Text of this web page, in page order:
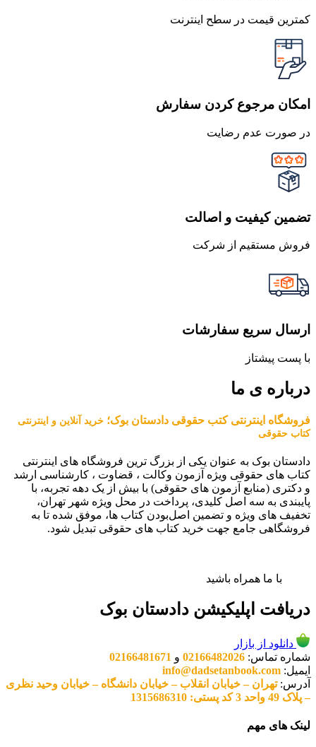
کمترین قیمت در سطح اینترنت
امکان مرجوع کردن سفارش
در صورت عدم رضایت
تضمین کیفیت و اصالت
فروش مستقیم از شرکت
ارسال سریع سفارشات
با پست پیشتاز
درباره ی ما
فروشگاه اینترنتی کتب حقوقی دادستان بوک؛ خرید آنلاین و اینترنتی
کتاب حقوقی
دادستان بوک به عنوان یکی از بزرگ ترین فروشگاه های اینترنتی
کتاب های حقوقی ویژه آزمون وکالت ، قضاوت ، کارشناسی ارشد
و دکتری (منابع آزمون های حقوقی) با بیش از یک دهه تجربه، با
پایبندی به سه اصل کلیدی، پرداخت در محل ویژه شهر تهران،
تخفیف های ویژه و تضمین اصل‌بودن کتاب ها، موفق شده تا به
فروشگاهی جامع جهت خرید کتاب های حقوقی تبدیل شود.
با ما همراه باشید
دریافت اپلیکیشن دادستان بوک
دانلود از بازار
شماره تماس: 02166482026 و 02166481671
ایمیل: info@dadsetanbook.com
آدرس:تهران – خیابان انقلاب – خیابان دانشگاه – خیابان وحید نظری
– پلاک 49 واحد 3 کد پستی: 1315686310
لینک های مهم